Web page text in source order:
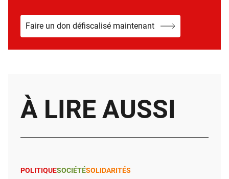
Faire un don défiscalisé maintenant
À LIRE AUSSI
POLITIQUESOCIÉTÉSOLIDARITÉS